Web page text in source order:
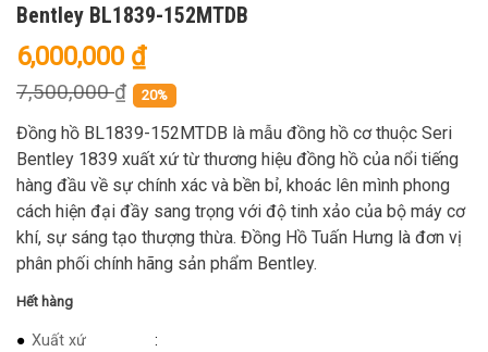
Bentley BL1839-152MTDB
6,000,000 ₫
7,500,000₫ 20%
Đồng hồ BL1839-152MTDB là mẫu đồng hồ cơ thuộc Seri
Bentley 1839 xuất xứ từ thương hiệu đồng hồ của nổi tiếng
hàng đầu về sự chính xác và bền bỉ, khoác lên mình phong
cách hiện đại đầy sang trọng với độ tinh xảo của bộ máy cơ
khí, sự sáng tạo thượng thừa. Đồng Hồ Tuấn Hưng là đơn vị
phân phối chính hãng sản phẩm Bentley.
Hết hàng
Xuất xứ